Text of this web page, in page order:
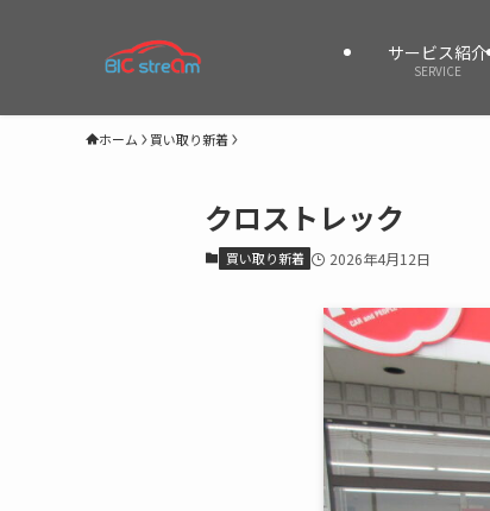
サービス紹介
SERVICE
ホーム 買い取り新着
クロストレック
買い取り新着 2026年4月12日